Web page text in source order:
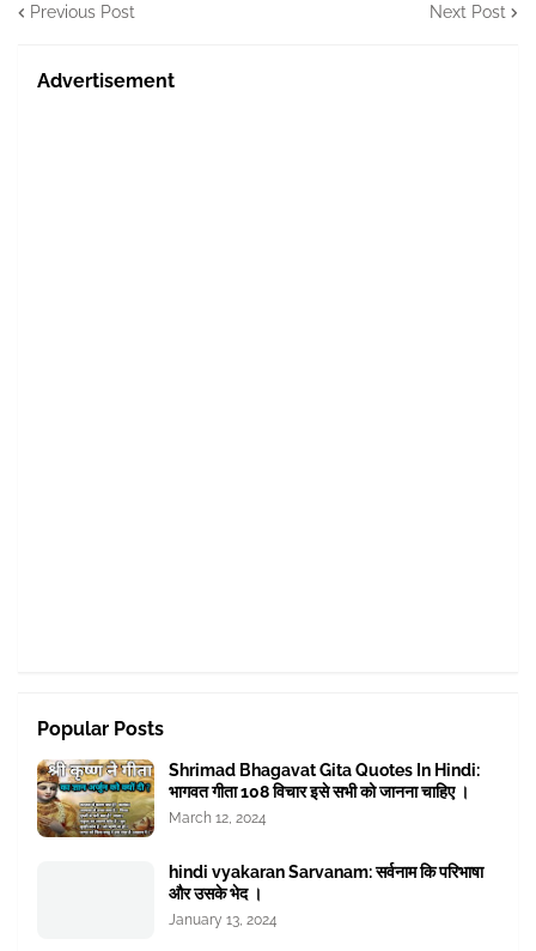
Previous Post Next Post
Advertisement
Popular Posts
Shrimad Bhagavat Gita Quotes In Hindi:
भागवत गीता 108 विचार इसे सभी को जानना चाहिए ।
March 12, 2024
hindi vyakaran Sarvanam: सर्वनाम कि परिभाषा
और उसके भेद ।
January 13, 2024